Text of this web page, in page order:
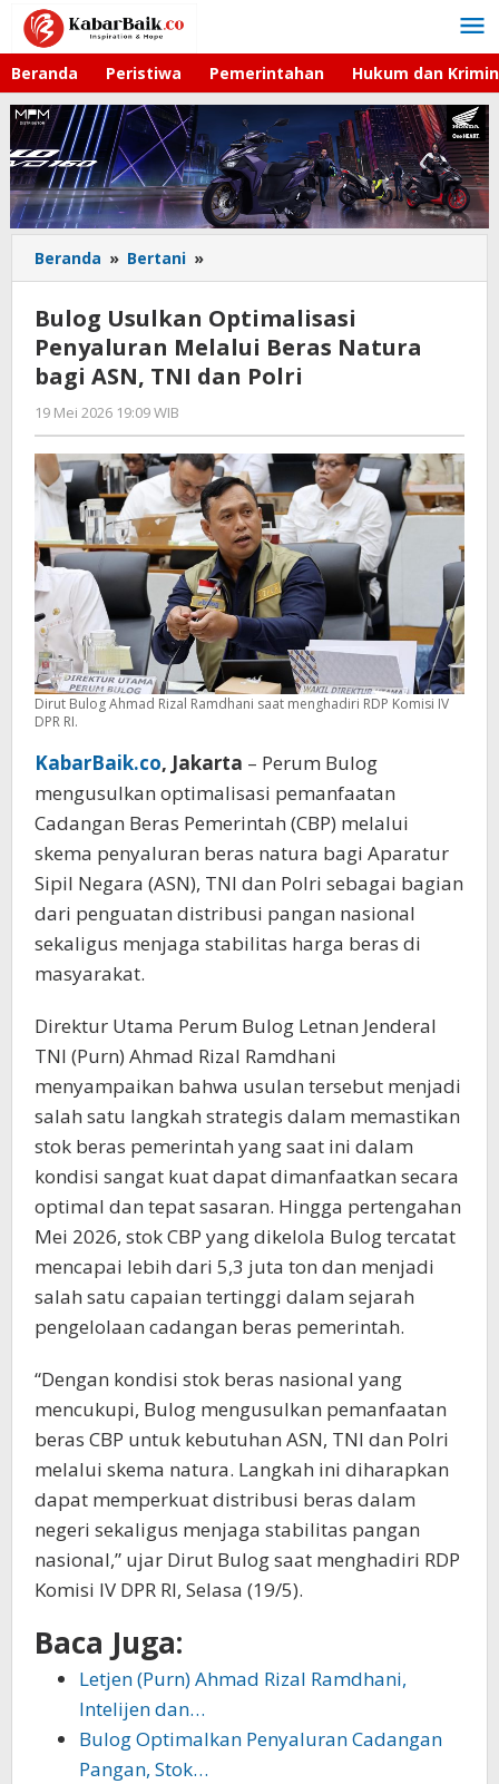
Lewati
konten
Beranda Peristiwa Pemerintahan Hukum dan
Beranda » Bertani »
Usulkan
Optimalisasi
Penyaluran
Melalui
Beras
TNI
dan
Polri
Bulog Usulkan Optimalisasi
Penyaluran Melalui Beras Natura
bagi ASN, TNI dan Polri
19 Mei 2026 19:09 WIB
Andika
DP
Dirut Bulog Ahmad Rizal Ramdhani saat menghadiri RDP Komisi IV
DPR RI.
KabarBaik.co, Jakarta – Perum Bulog
mengusulkan optimalisasi pemanfaatan
Cadangan Beras Pemerintah (CBP) melalui
skema penyaluran beras natura bagi Aparatur
Sipil Negara (ASN), TNI dan Polri sebagai bagian
dari penguatan distribusi pangan nasional
sekaligus menjaga stabilitas harga beras di
masyarakat.
Direktur Utama Perum Bulog Letnan Jenderal
TNI (Purn) Ahmad Rizal Ramdhani
menyampaikan bahwa usulan tersebut menjadi
salah satu langkah strategis dalam memastikan
stok beras pemerintah yang saat ini dalam
kondisi sangat kuat dapat dimanfaatkan secara
optimal dan tepat sasaran. Hingga pertengahan
Mei 2026, stok CBP yang dikelola Bulog tercatat
mencapai lebih dari 5,3 juta ton dan menjadi
salah satu capaian tertinggi dalam sejarah
pengelolaan cadangan beras pemerintah.
“Dengan kondisi stok beras nasional yang
mencukupi, Bulog mengusulkan pemanfaatan
beras CBP untuk kebutuhan ASN, TNI dan Polri
melalui skema natura. Langkah ini diharapkan
dapat memperkuat distribusi beras dalam
negeri sekaligus menjaga stabilitas pangan
nasional,” ujar Dirut Bulog saat menghadiri RDP
Komisi IV DPR RI, Selasa (19/5).
Baca Juga:
Letjen (Purn) Ahmad Rizal Ramdhani,
Intelijen dan…
Bulog Optimalkan Penyaluran Cadangan
Pangan, Stok…